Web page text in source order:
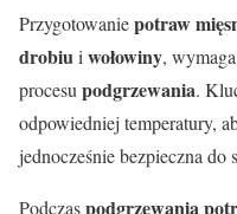
Przygotowaniepotraw
drobiui wołowiny,
procesu podgrzewania.
odpowiedniej temperatury,
jednocześnie bezpieczna do
Podczaspodgrzewania